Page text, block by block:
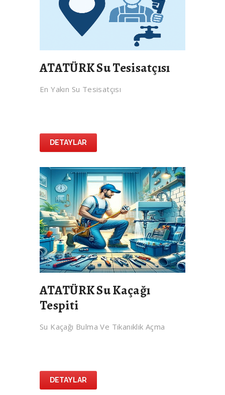
ATATÜRK Su Tesisatçısı
En Yakın Su Tesisatçısı
DETAYLAR
ATATÜRK Su Kaçağı
Tespiti
Su Kaçağı Bulma Ve Tıkanıklık Açma
DETAYLAR